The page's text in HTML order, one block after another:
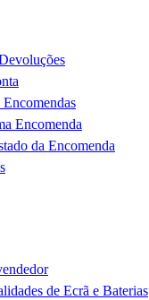
Encomenda
da Encomenda
de Ecrã e Baterias